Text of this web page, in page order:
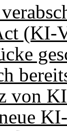
(KI-
von